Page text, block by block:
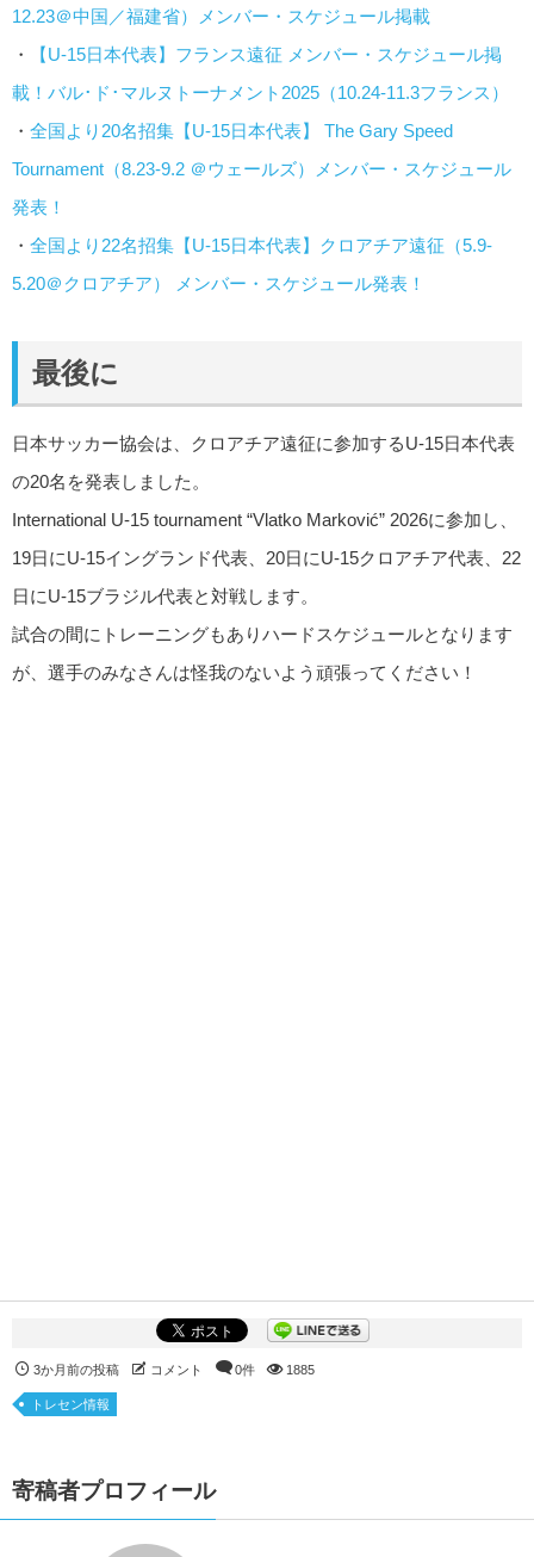
12.23＠中国／福建省）メンバー・スケジュール掲載
・
【U-15日本代表】フランス遠征 メンバー・スケジュール掲
載！バル･ド･マルヌトーナメント2025（10.24-11.3フランス）
・ 全国より20名招集【U-15日本代表】 The Gary Speed
Tournament（8.23-9.2 ＠ウェールズ）メンバー・スケジュール
発表！
・ 全国より22名招集【U-15日本代表】クロアチア遠征（5.9-
5.20＠クロアチア） メンバー・スケジュール発表！
最後に
日本サッカー協会は、クロアチア遠征に参加するU-15日本代表
の20名を発表しました。
International U-15 tournament “Vlatko Marković” 2026に参加し、
19日にU-15イングランド代表、20日にU-15クロアチア代表、22
日にU-15ブラジル代表と対戦します。
試合の間にトレーニングもありハードスケジュールとなります
が、選手のみなさんは怪我のないよう頑張ってください！
3か月前の投稿 コメント 0件 1885
トレセン情報
寄稿者プロフィール